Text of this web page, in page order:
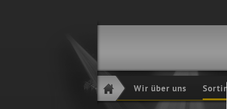
Navigation
überspringen Wir über uns